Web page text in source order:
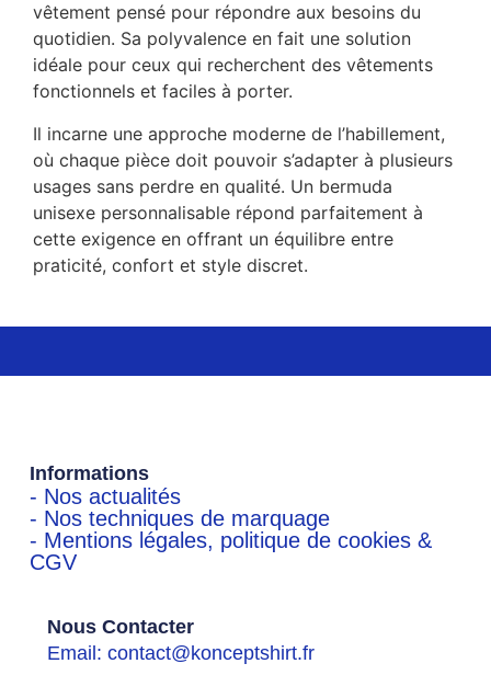
vêtement pensé pour répondre aux besoins du
quotidien. Sa polyvalence en fait une solution
idéale pour ceux qui recherchent des vêtements
fonctionnels et faciles à porter.
Il incarne une approche moderne de l’habillement,
où chaque pièce doit pouvoir s’adapter à plusieurs
usages sans perdre en qualité. Un bermuda
unisexe personnalisable répond parfaitement à
cette exigence en offrant un équilibre entre
praticité, confort et style discret.
Informations
- Nos actualités
- Nos techniques de marquage
- Mentions légales, politique de cookies &
CGV
Nous Contacter
Email: contact@konceptshirt.fr